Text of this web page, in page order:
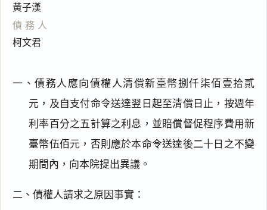
黃子漢
債務人
柯文君
一、債務人應向債權人清償新臺幣捌仟柒佰壹拾貳
元，及自支付命令送達翌日起至清償日止，按週年
利率百分之五計算之利息，並賠償督促程序費用新
臺幣伍佰元，否則應於本命令送達後二十日之不變
期間內，向本院提出異議。
二、債權人請求之原因事實：